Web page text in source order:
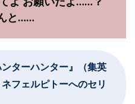
よ お願いだよ……？
と……
ターハンター』（集英
フェルピトーへのセリ